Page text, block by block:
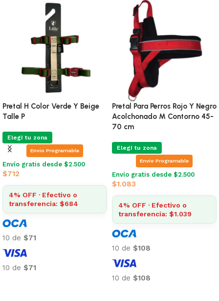
Arnés Freefaro Air Total Blue
G
Elegí tu zona
Envio Programable
Envío gratis desde $2.500
$1.609
4% OFF · Efectivo o
transferencia: $1.545
10 de $161
10 de $161
Arnés Freefaro Air Checkers G
Elegí tu zona
Envío gratis desde $2.500
4% OFF · Efectivo o
10 de$161
10 de$161